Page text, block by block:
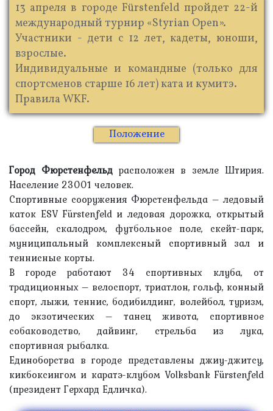
13 апреля в городе Fürstenfeld пройдет 22-й
международный турнир «Styrian Open».
Участники - дети с 12 лет, кадеты, юноши,
взрослые.
Индивидуальные и командные (только для
спортсменов старше 16 лет) ката и кумитэ.
Правила WKF.
Положение
Город Фюрстенфельдрасположен в земле Штирия.
Население 23001 человек.
Спортивные сооружения Фюрстенфельда – ледовый
каток ESV Fürstenfeld и ледовая дорожка, открытый
бассейн, скалодром, футбольное поле, скейт-парк,
муниципальный комплексный спортивный зал и
теннисные корты.
В городе работают 34 спортивных клуба, от
традиционных – велоспорт, триатлон, гольф, конный
спорт, лыжи, теннис, бодибилдинг, волейбол, туризм,
до экзотических – танец живота, спортивное
собаководство, дайвинг, стрельба из лука,
спортивная рыбалка.
Единоборства в городе представлены джиу-джитсу,
кикбоксингом и каратэ-клубом Volksbank Fürstenfeld
(президент Герхард Едличка).